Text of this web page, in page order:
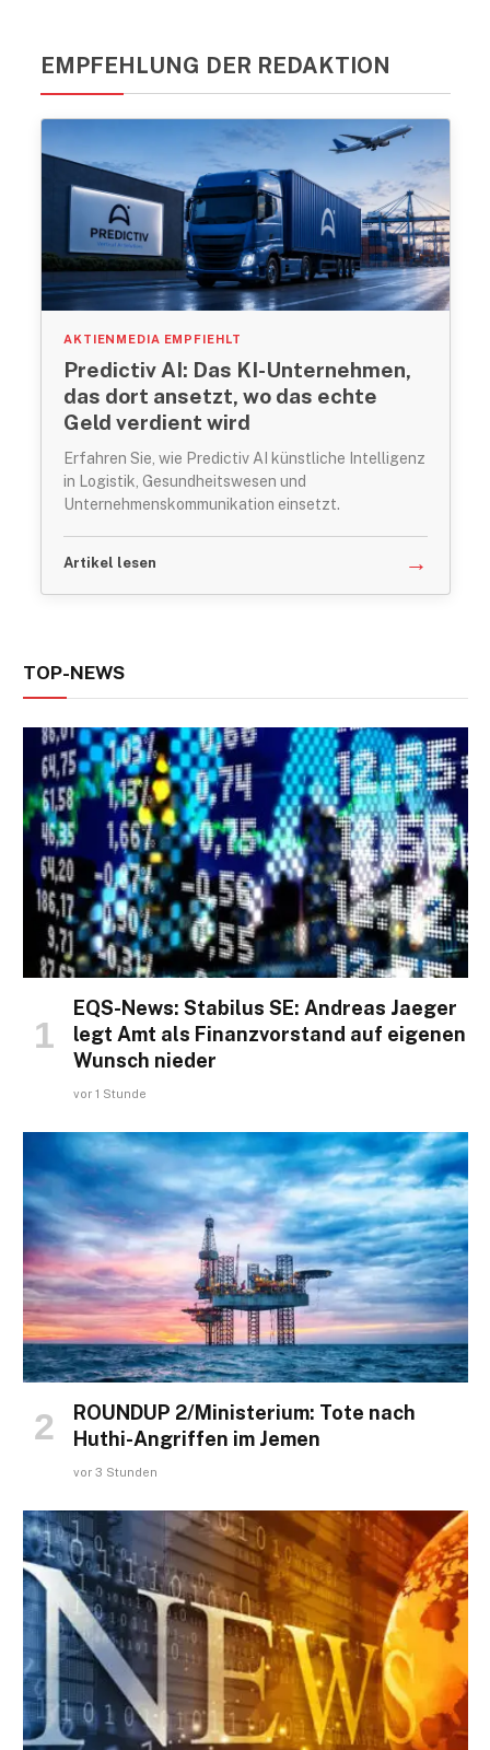
EMPFEHLUNG DER REDAKTION
AKTIENMEDIA EMPFIEHLT
Predictiv AI: Das KI-Unternehmen,
das dort ansetzt, wo das echte
Geld verdient wird
Erfahren Sie, wie Predictiv AI künstliche Intelligenz
in Logistik, Gesundheitswesen und
Unternehmenskommunikation einsetzt.
Artikel lesen →
TOP-NEWS
EQS-News: Stabilus SE: Andreas Jaeger
legt Amt als Finanzvorstand auf eigenen
Wunsch nieder
vor 1 Stunde
ROUNDUP 2/Ministerium: Tote nach
Huthi-Angriffen im Jemen
vor 3 Stunden